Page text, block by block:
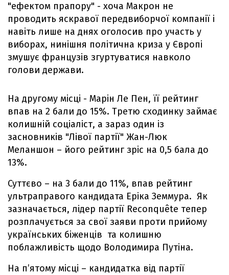
"ефектом прапору" - хоча Макрон не
проводить яскравої передвиборчої компанії і
навіть лише на днях оголосив про участь у
виборах, нинішня політична криза у Європі
змушує французів згуртуватися навколо
голови держави.
На другому місці - Марін Ле Пен, її рейтинг
впав на 2 бали до 15%. Третю сходинку займає
колишній соціаліст, а зараз один із
засновників "Лівої партії" Жан-Люк
Меланшон – його рейтинг зріс на 0,5 бала до
13%.
Суттєво – на 3 бали до 11%, впав рейтинг
ультраправого кандидата Еріка Земмура. Як
зазначається, лідер партії Reconquête тепер
розплачується за свої заяви проти прийому
українських біженців та колишню
поблажливість щодо Володимира Путіна.
На п’ятому місці – кандидатка від партії